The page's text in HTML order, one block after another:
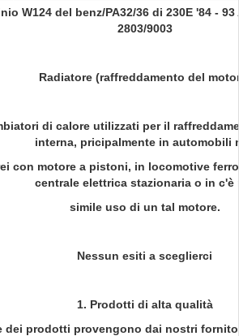
W124 del benz/PA32/36 di 230E '84 - 93
2803/9003
Radiatore (raffreddamento del
di calore utilizzati per il
interna, pricipalmente in automobili
con motore a pistoni, in locomotive
centrale elettrica stazionaria o in c'è
simile uso di un tal motore.
Nessun esiti a sceglierci
1. Prodotti di alta qualità
dei prodotti provengono dai nostri